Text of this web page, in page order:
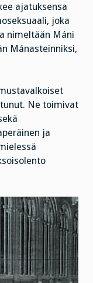
ajatuksensa
joka
nimeltään Máni
Mánasteinniksi,
Ne toimivat
ja